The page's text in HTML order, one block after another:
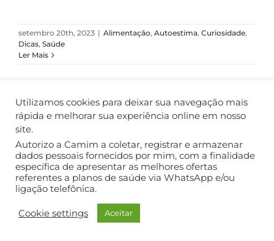
setembro 20th, 2023 | Alimentação, Autoestima, Curiosidade,
Dicas, Saúde
Ler Mais
COPYRIGHT ©2018. TODOS OS DIREITOS RESERVADOS.
Utilizamos cookies para deixar sua navegação mais
rápida e melhorar sua experiência online em nosso
site.
Autorizo a Camim a coletar, registrar e armazenar
dados pessoais fornecidos por mim, com a finalidade
específica de apresentar as melhores ofertas
referentes a planos de saúde via WhatsApp e/ou
ligação telefônica.
Cookie settings Aceitar